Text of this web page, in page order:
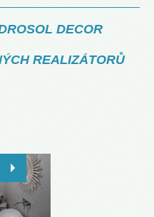
DECOR
REALIZÁTORŮ